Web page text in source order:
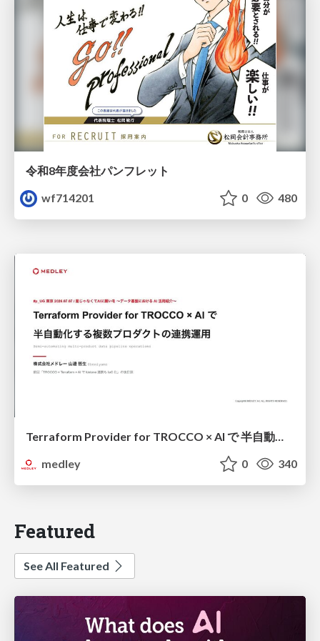
令和8年度会社パンフレット
wf714201
0 480
Terraform Provider for TROCCO × AI で 半自動化する複数プロダクトの連携運用 / Semi-Automating Multi-Product Data Integration Ops with the Terraform Provider for TROCCO × AI
medley
0 340
Featured
See All Featured